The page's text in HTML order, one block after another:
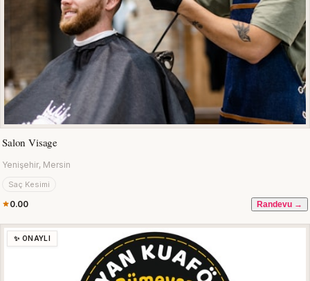
Salon Visage
Yenişehir, Mersin
Saç Kesimi
0.00 Randevu →
✨ ONAYLI